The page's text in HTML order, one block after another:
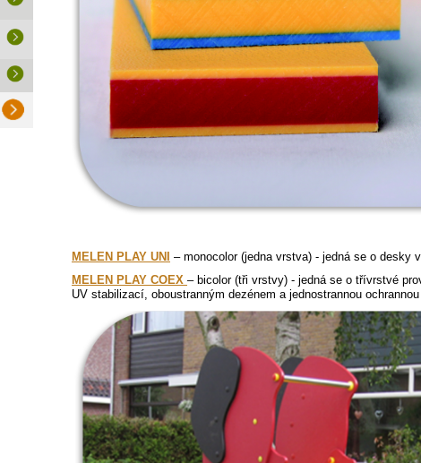
MELEN PLAY UNI
– monocolor (jedna vrstva) - jedná se o desky
MELEN PLAY COEX – bicolor (tři vrstvy) - jedná se o třívrstvé
UV stabilizací, oboustranným dezénem a jednostrannou